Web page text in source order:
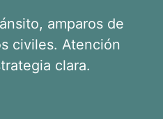
amparos de
civiles. Atención
clara.